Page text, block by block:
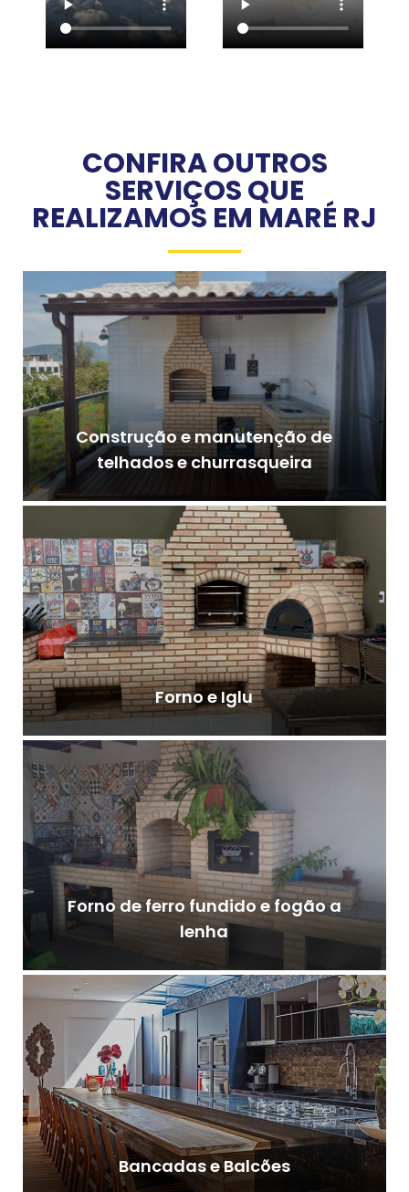
CONFIRA OUTROS
SERVIÇOS QUE
REALIZAMOS EM MARÉ RJ
Construção e manutenção de
telhados e churrasqueira
Forno e Iglu
Forno de ferro fundido e fogão a
lenha
Bancadas e Balcões